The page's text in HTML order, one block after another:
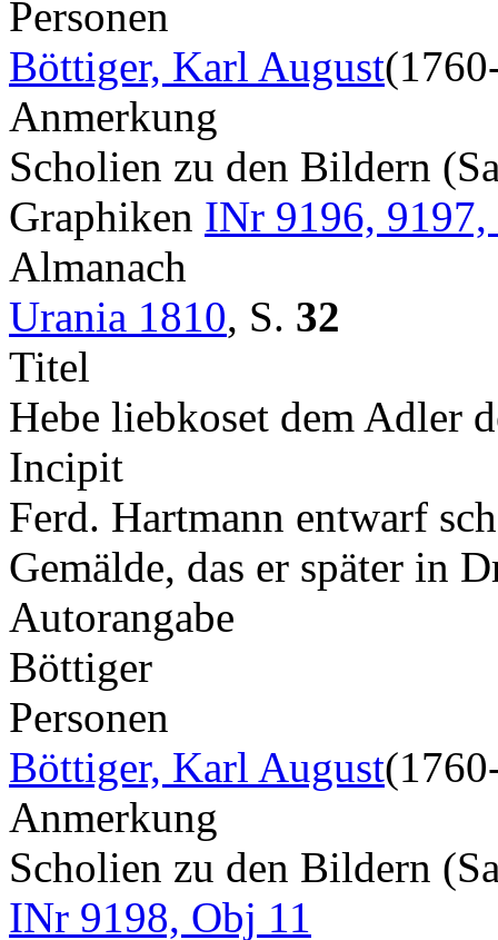
Personen
Böttiger, Karl August
Anmerkung
Scholien zu den Bildern
Graphiken INr 9196,
Almanach
Urania 1810, S. 32
Titel
Hebe liebkoset dem Adler
Incipit
Ferd. Hartmann entwarf
Gemälde, das er später in
Autorangabe
Böttiger
Personen
Böttiger, Karl August
Anmerkung
Scholien zu den Bildern
INr 9198, Obj 11